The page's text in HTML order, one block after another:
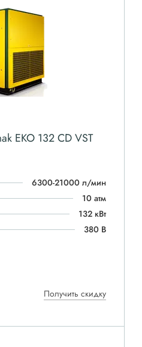
EKO 132 CD VST
6300-21000 л/мин
10 атм
132 кВт
380 В
Получить скидку